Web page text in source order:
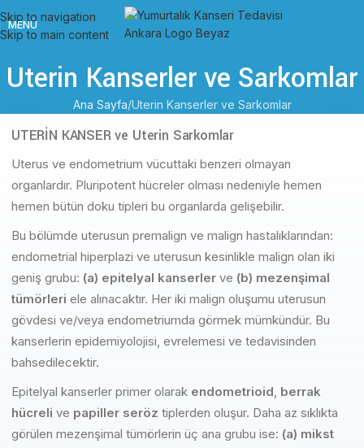
Skip to navigation
Skip to main content
MENÜ
Uterin Kanserler ve Sarkomlar
Ana Sayfa Uterin Kanserler ve Sarkomlar
UTERİN KANSER ve Uterin Sarkomlar
Uterus ve endometrium vücuttaki benzeri olmayan
organlardır. Pluripotent hücreler olması nedeniyle hemen
hemen bütün doku tipleri bu organlarda gelişebilir.
Bu bölümde uterusun premalign ve malign hastalıklarından:
endometrial hiperplazi ve uterusun kesinlikle malign olan iki
geniş grubu: (a) epitelyal kanserler ve (b) mezenşimal
tümörleri ele alınacaktır. Her iki malign oluşumu uterusun
gövdesi ve/veya endometriumda görmek mümkündür. Bu
kanserlerin epidemiyolojisi, evrelemesi ve tedavisinden
bahsedilecektir.
Epitelyal kanserler primer olarak endometrioid, berrak
hücreli ve papiller seröz tiplerden oluşur. Daha az sıklıkta
görülen mezenşimal tümörlerin üç ana grubu ise: (a) mikst